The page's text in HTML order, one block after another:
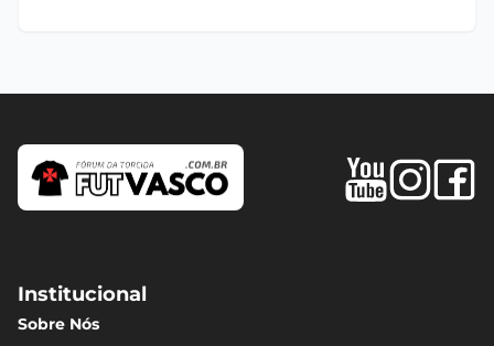
Institucional
Sobre Nós